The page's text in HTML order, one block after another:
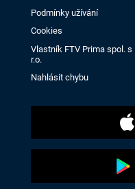
Podmínky užívání
Cookies
Vlastník FTV Prima spol. s
r.o.
Nahlásit chybu